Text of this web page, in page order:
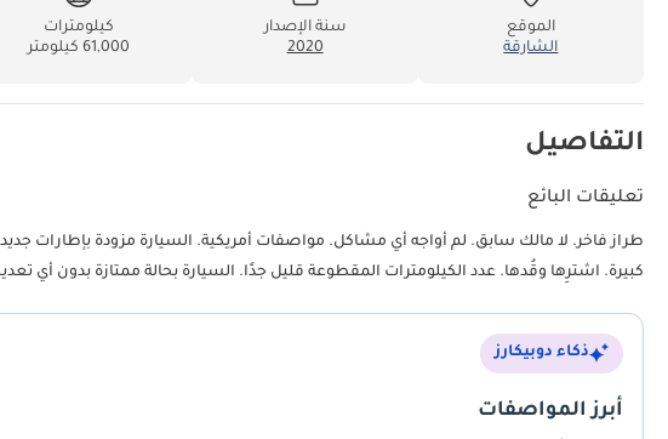
الموقع
الشارقة
سنة الإصدار
2020
كيلومترات
61,000 كيلومتر
التفاصيل
تعليقات البائع
طراز فاخر. لا مالك سابق. لم أواجه أي مشاكل. مواصفات أمريكية. السيارة مزودة بإطارات
كبيرة. اشترِها وقُدها. عدد الكيلومترات المقطوعة قليل جدًا. السيارة بحالة ممتازة بدون أي
ذكاء دوبيكارز
أبرز المواصفات